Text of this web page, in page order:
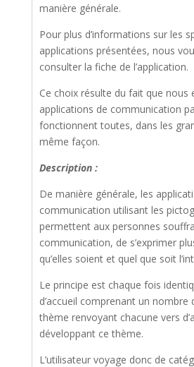
manière générale.
Pour plus d’informations sur les
applications présentées, nous
consulter la fiche de l’application.
Ce choix résulte du fait que nous
applications de communication
fonctionnent toutes, dans les
même façon.
Description :
De manière générale, les
communication utilisant les
permettent aux personnes
communication, de s’exprimer
qu’elles soient et quel que soit
Le principe est chaque fois
d’accueil comprenant un nombre
thème renvoyant chacune vers
développant ce thème.
L’utilisateur voyage donc de